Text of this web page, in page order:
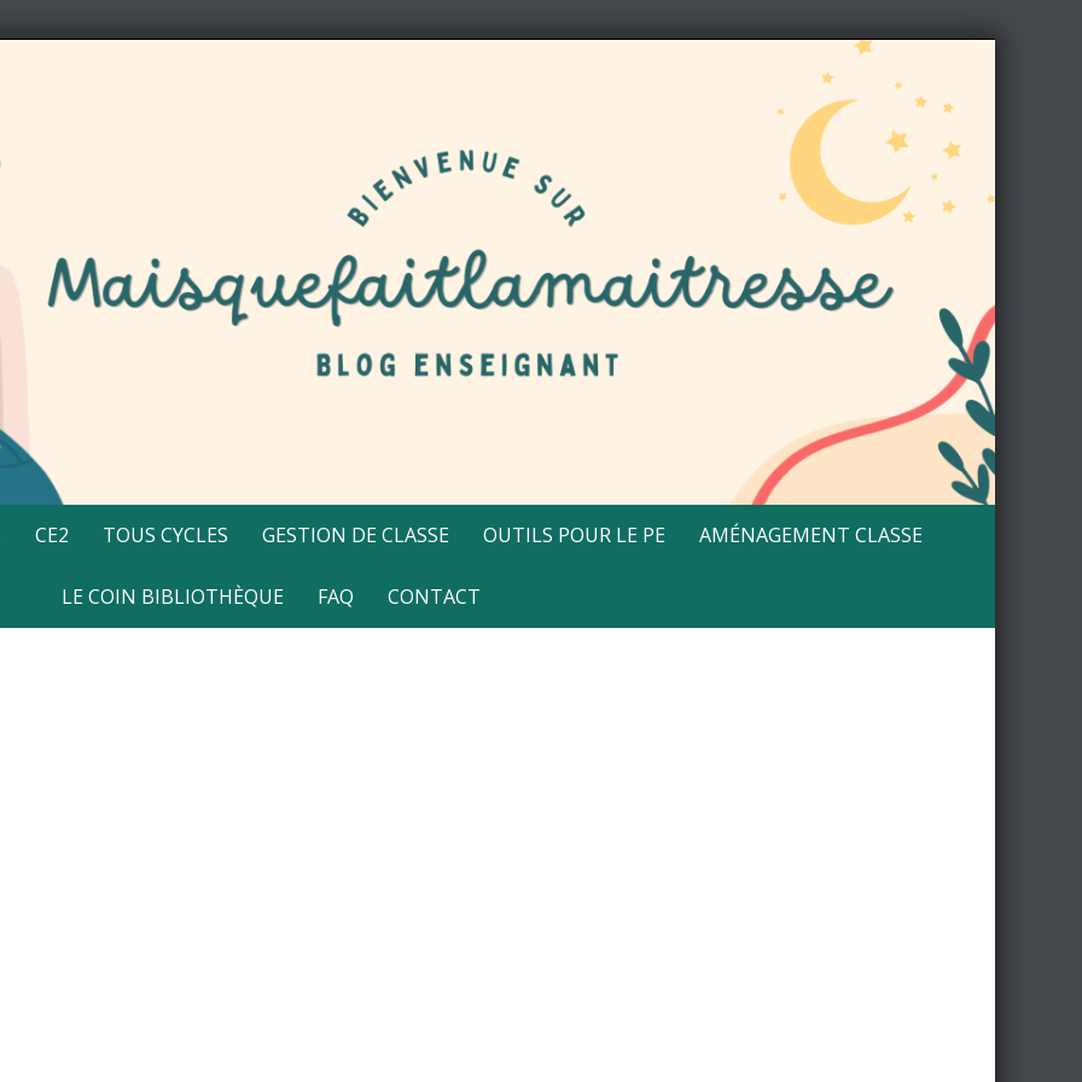
CE2 TOUS CYCLES GESTION DE CLASSE OUTILS POUR LE PE AMÉNAGEMENT CLASSE
LE COIN BIBLIOTHÈQUE FAQ CONTACT